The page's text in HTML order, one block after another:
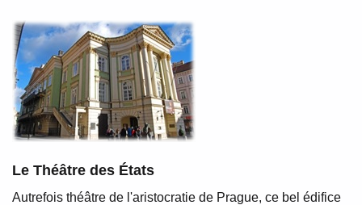
Le Théâtre des États
Autrefois théâtre de l'aristocratie de Prague, ce bel édifice